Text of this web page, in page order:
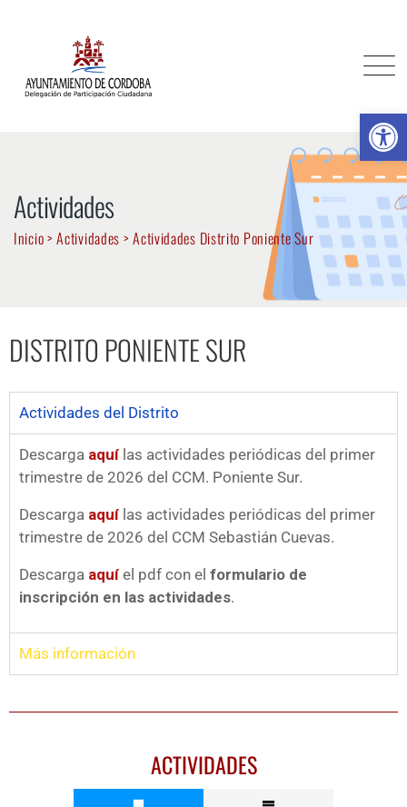
Actividades
Inicio>Actividades >Actividades Distrito Poniente Sur
DISTRITO PONIENTE SUR
Actividades del Distrito
Descarga aquí las actividades periódicas del primer
trimestre de 2026 del CCM. Poniente Sur.
Descarga aquí las actividades periódicas del primer
trimestre de 2026 del CCM Sebastián Cuevas.
Descarga aquí el pdf con el formulario de
inscripción en las actividades.
Más información
ACTIVIDADES